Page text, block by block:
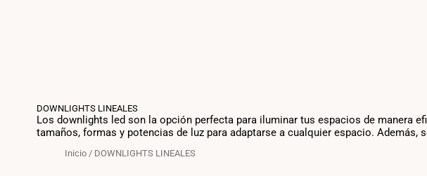
DOWNLIGHTS LINEALES
Los downlights led son la opción perfecta para iluminar tus espacios de manera
tamaños, formas y potencias de luz para adaptarse a cualquier espacio.
Inicio / DOWNLIGHTS LINEALES